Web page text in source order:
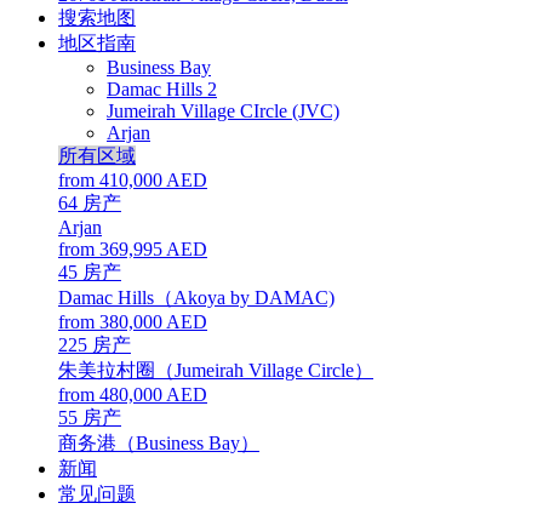
搜索地图
地区指南
Business Bay
Damac Hills 2
Jumeirah Village CIrcle (JVC)
Arjan
所有区域
from 410,000 AED
64 房产
Arjan
from 369,995 AED
45 房产
Damac Hills（Akoya by DAMAC)
from 380,000 AED
225 房产
朱美拉村圈（Jumeirah Village Circle）
from 480,000 AED
55 房产
商务港（Business Bay）
新闻
常见问题